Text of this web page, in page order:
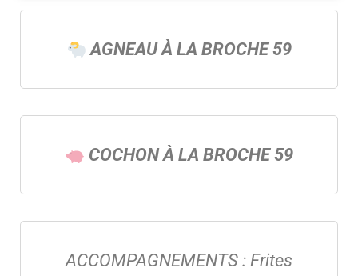
AGNEAU À LA BROCHE 59
COCHON À LA BROCHE 59
ACCOMPAGNEMENTS : Frites